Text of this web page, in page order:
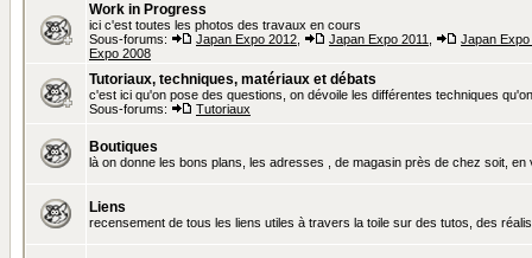
Work in Progress
ici c'est toutes les photos des travaux en cours
Sous-forums:
Japan Expo 2012 Japan Expo 2011
Japan Expo
Expo 2008
Tutoriaux, techniques, matériaux et débats
c'est ici qu'on pose des questions, on dévoile les différentes techniques
Sous-forums:
Tutoriaux
Boutiques
là on donne les bons plans, les adresses , de magasin près de chez soit, en
Liens
recensement de tous les liens utiles à travers la toile sur des tutos, des